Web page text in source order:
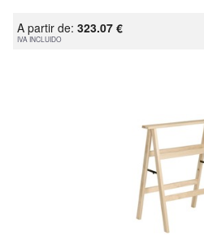
A partir de: 323.07 €
IVA INCLUIDO